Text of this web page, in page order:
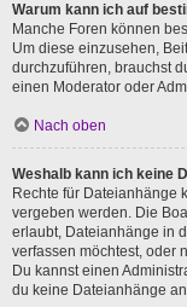
Warum kann ich auf
Manche Foren können
Um diese einzusehen,
durchzuführen, brauchst
einen Moderator oder
Nach oben
Weshalb kann ich keine
Rechte für Dateianhänge
vergeben werden. Die
erlaubt, Dateianhänge in
verfassen möchtest, oder
Du kannst einen
du keine Dateianhänge